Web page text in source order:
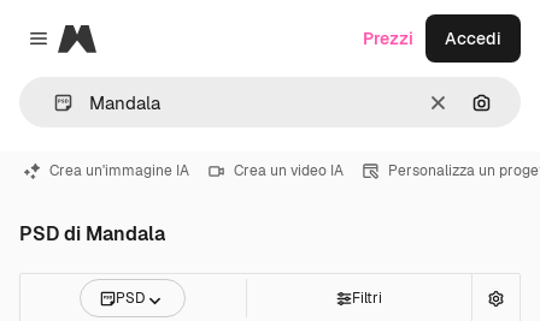
Close menu
Magnific
CancellaCerca
Prezzi Accedi
Crea un'immagine IA Crea un video IA Personalizza un
PSD di Mandala
PSD Filtri